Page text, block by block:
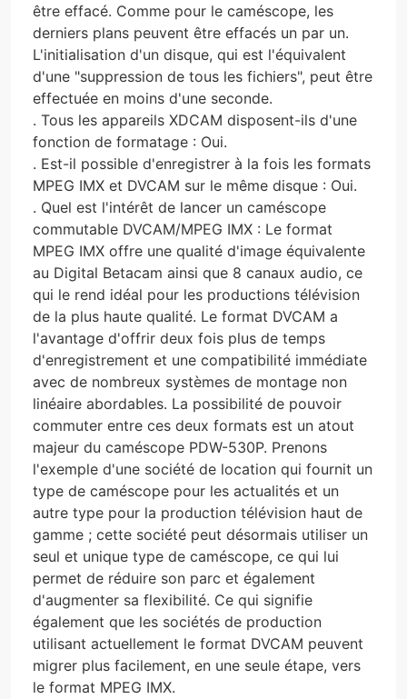
être effacé. Comme pour le caméscope, les
derniers plans peuvent être effacés un par un.
L'initialisation d'un disque, qui est l'équivalent
d'une "suppression de tous les fichiers", peut être
effectuée en moins d'une seconde.
. Tous les appareils XDCAM disposent-ils d'une
fonction de formatage : Oui.
. Est-il possible d'enregistrer à la fois les formats
MPEG IMX et DVCAM sur le même disque : Oui.
. Quel est l'intérêt de lancer un caméscope
commutable DVCAM/MPEG IMX : Le format
MPEG IMX offre une qualité d'image équivalente
au Digital Betacam ainsi que 8 canaux audio, ce
qui le rend idéal pour les productions télévision
de la plus haute qualité. Le format DVCAM a
l'avantage d'offrir deux fois plus de temps
d'enregistrement et une compatibilité immédiate
avec de nombreux systèmes de montage non
linéaire abordables. La possibilité de pouvoir
commuter entre ces deux formats est un atout
majeur du caméscope PDW-530P. Prenons
l'exemple d'une société de location qui fournit un
type de caméscope pour les actualités et un
autre type pour la production télévision haut de
gamme ; cette société peut désormais utiliser un
seul et unique type de caméscope, ce qui lui
permet de réduire son parc et également
d'augmenter sa flexibilité. Ce qui signifie
également que les sociétés de production
utilisant actuellement le format DVCAM peuvent
migrer plus facilement, en une seule étape, vers
le format MPEG IMX.